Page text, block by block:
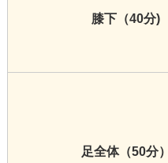
膝下（40分)
足全体（50分）